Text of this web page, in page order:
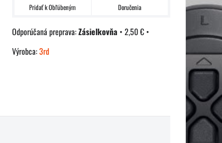
Pridať k Obľúbeným Doručenia
Zásielkovňa • 2,50 € •
Výrobca:3rd